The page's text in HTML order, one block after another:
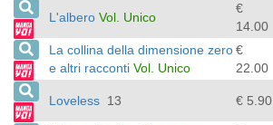
L'albero Vol. Unico
€
14.00
La collina della dimensione zero
e altri racconti Vol. Unico
€
22.00
Loveless 13 € 5.90